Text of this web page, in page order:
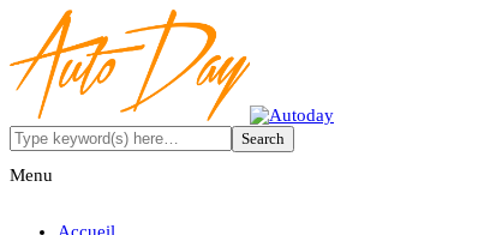
Menu